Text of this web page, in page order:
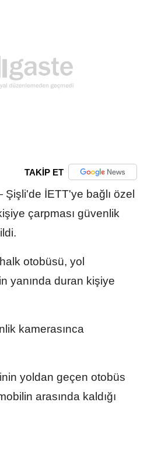
TAKİP ET
Şişli'de İETT'ye bağlı özel
çarpması güvenlik
otobüsü, yol
yanında duran kişiye
kamerasınca
yoldan geçen otobüs
arasında kaldığı